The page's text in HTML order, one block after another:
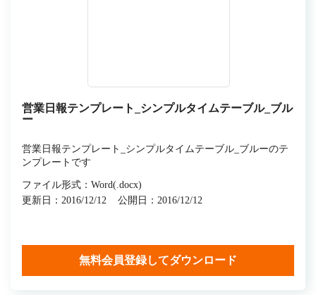
営業日報テンプレート_シンプルタイムテーブル_ブル
ー
営業日報テンプレート_シンプルタイムテーブル_ブルーのテ
ンプレートです
ファイル形式：Word(.docx)
更新日：2016/12/12
公開日：2016/12/12
無料会員登録してダウンロード